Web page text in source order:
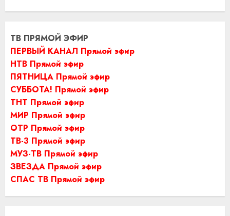
ТВ ПРЯМОЙ ЭФИР
ПЕРВЫЙ КАНАЛ Прямой эфир
НТВ Прямой эфир
ПЯТНИЦА Прямой эфир
СУББОТА! Прямой эфир
ТНТ Прямой эфир
МИР Прямой эфир
ОТР Прямой эфир
ТВ-3 Прямой эфир
МУЗ-ТВ Прямой эфир
ЗВЕЗДА Прямой эфир
СПАС ТВ Прямой эфир